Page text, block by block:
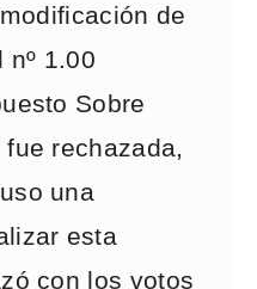
de
nº 1.00
Sobre
rechazada,
una
esta
con los votos